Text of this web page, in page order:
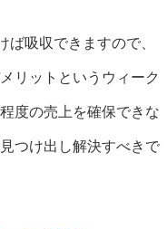
吸収できますので、
リットというウィーク
度の売上を確保できな
つけ出し解決すべきで